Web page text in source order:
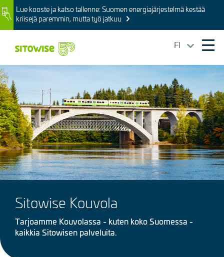
Skip
to
main
ImageLue kooste ja katso tallenne: Suomen energiajärjestelmä kestää
kriisejä paremmin, mutta työ jatkuu
FI
Kuva
Sitowise Kouvola
Tarjoamme Kouvolassa - kuten koko Suomessa -
kaikkia Sitowisen palveluita.